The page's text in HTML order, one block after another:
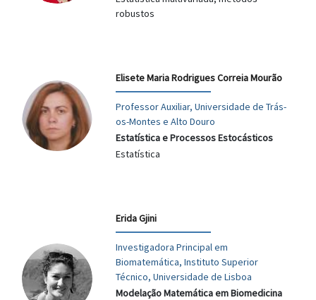
robustos
Elisete Maria Rodrigues Correia Mourão
Professor Auxiliar, Universidade de Trás-
os-Montes e Alto Douro
Estatística e Processos Estocásticos
Estatística
Erida Gjini
Investigadora Principal em
Biomatemática, Instituto Superior
Técnico, Universidade de Lisboa
Modelação Matemática em Biomedicina